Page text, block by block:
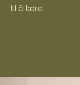
til å lære.